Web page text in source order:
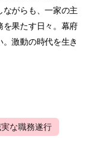
ながらも、一家の主
を果たす日々。幕府
激動の時代を生き
な職務遂行